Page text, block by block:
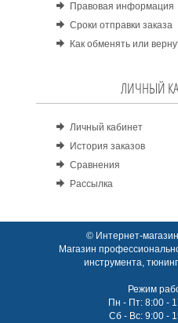
Правовая информация
Сроки отправки заказа
Как обменять или
ЛИЧНЫЙ
Личный кабинет
История заказов
Сравнения
Рассылка
© Интернет-
Магазин
инструмента,
Режим
Пн - Пт: 8:00 -
Сб - Вс: 9:00 -